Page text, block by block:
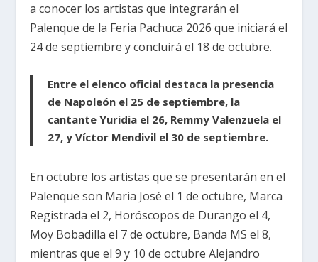
a conocer los artistas que integrarán el
Palenque de la Feria Pachuca 2026 que iniciará el
24 de septiembre y concluirá el 18 de octubre.
Entre el elenco oficial destaca la presencia
de Napoleón el 25 de septiembre, la
cantante Yuridia el 26, Remmy Valenzuela el
27, y Víctor Mendivil el 30 de septiembre.
En octubre los artistas que se presentarán en el
Palenque son Maria José el 1 de octubre, Marca
Registrada el 2, Horóscopos de Durango el 4,
Moy Bobadilla el 7 de octubre, Banda MS el 8,
mientras que el 9 y 10 de octubre Alejandro